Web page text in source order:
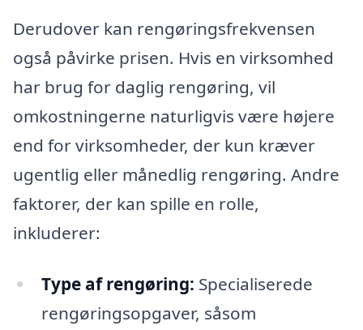
Derudover kan rengøringsfrekvensen
også påvirke prisen. Hvis en virksomhed
har brug for daglig rengøring, vil
omkostningerne naturligvis være højere
end for virksomheder, der kun kræver
ugentlig eller månedlig rengøring. Andre
faktorer, der kan spille en rolle,
inkluderer:
Type af rengøring: Specialiserede
rengøringsopgaver, såsom